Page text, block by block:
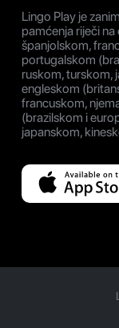
Lingo Play je
pamćenja riječi
španjolskom,
portugalskom
ruskom, turskom,
engleskom
francuskom,
(brazilskom i
japanskom,